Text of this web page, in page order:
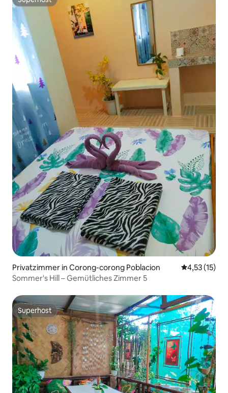
Superhost
Privatzimmer in Corong-corong Poblacion
4,53 (15)
Sommer's Hill – Gemütliches Zimmer 5
Superhost
Superhost